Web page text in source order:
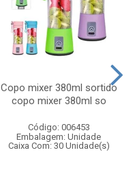
Copo mixer 380ml sortido
copo mixer 380ml so
Código: 006453
Embalagem: Unidade
Caixa Com: 30 Unidade(s)